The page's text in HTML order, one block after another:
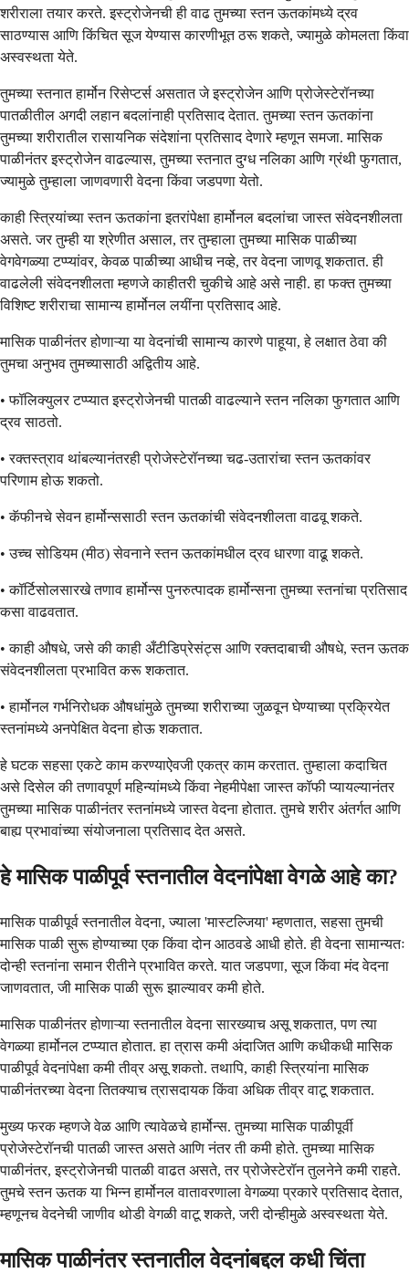
शरीराला तयार करते. इस्ट्रोजेनची ही वाढ तुमच्या स्तन ऊतकांमध्ये द्रव
साठण्यास आणि किंचित सूज येण्यास कारणीभूत ठरू शकते, ज्यामुळे कोमलता किंवा
अस्वस्थता येते.
तुमच्या स्तनात हार्मोन रिसेप्टर्स असतात जे इस्ट्रोजेन आणि प्रोजेस्टेरॉनच्या
पातळीतील अगदी लहान बदलांनाही प्रतिसाद देतात. तुमच्या स्तन ऊतकांना
तुमच्या शरीरातील रासायनिक संदेशांना प्रतिसाद देणारे म्हणून समजा. मासिक
पाळीनंतर इस्ट्रोजेन वाढल्यास, तुमच्या स्तनात दुग्ध नलिका आणि ग्रंथी फुगतात,
ज्यामुळे तुम्हाला जाणवणारी वेदना किंवा जडपणा येतो.
काही स्त्रियांच्या स्तन ऊतकांना इतरांपेक्षा हार्मोनल बदलांचा जास्त संवेदनशीलता
असते. जर तुम्ही या श्रेणीत असाल, तर तुम्हाला तुमच्या मासिक पाळीच्या
वेगवेगळ्या टप्प्यांवर, केवळ पाळीच्या आधीच नव्हे, तर वेदना जाणवू शकतात. ही
वाढलेली संवेदनशीलता म्हणजे काहीतरी चुकीचे आहे असे नाही. हा फक्त तुमच्या
विशिष्ट शरीराचा सामान्य हार्मोनल लयींना प्रतिसाद आहे.
मासिक पाळीनंतर होणाऱ्या या वेदनांची सामान्य कारणे पाहूया, हे लक्षात ठेवा की
तुमचा अनुभव तुमच्यासाठी अद्वितीय आहे.
• फॉलिक्युलर टप्प्यात इस्ट्रोजेनची पातळी वाढल्याने स्तन नलिका फुगतात आणि
द्रव साठतो.
• रक्तस्त्राव थांबल्यानंतरही प्रोजेस्टेरॉनच्या चढ-उतारांचा स्तन ऊतकांवर
परिणाम होऊ शकतो.
• कॅफीनचे सेवन हार्मोन्ससाठी स्तन ऊतकांची संवेदनशीलता वाढवू शकते.
• उच्च सोडियम (मीठ) सेवनाने स्तन ऊतकांमधील द्रव धारणा वाढू शकते.
• कॉर्टिसोलसारखे तणाव हार्मोन्स पुनरुत्पादक हार्मोन्सना तुमच्या स्तनांचा प्रतिसाद
कसा वाढवतात.
• काही औषधे, जसे की काही अँटीडिप्रेसंट्स आणि रक्तदाबाची औषधे, स्तन ऊतक
संवेदनशीलता प्रभावित करू शकतात.
• हार्मोनल गर्भनिरोधक औषधांमुळे तुमच्या शरीराच्या जुळवून घेण्याच्या प्रक्रियेत
स्तनांमध्ये अनपेक्षित वेदना होऊ शकतात.
हे घटक सहसा एकटे काम करण्याऐवजी एकत्र काम करतात. तुम्हाला कदाचित
असे दिसेल की तणावपूर्ण महिन्यांमध्ये किंवा नेहमीपेक्षा जास्त कॉफी प्यायल्यानंतर
तुमच्या मासिक पाळीनंतर स्तनांमध्ये जास्त वेदना होतात. तुमचे शरीर अंतर्गत आणि
बाह्य प्रभावांच्या संयोजनाला प्रतिसाद देत असते.
हे मासिक पाळीपूर्व स्तनातील वेदनांपेक्षा वेगळे आहे का?
मासिक पाळीपूर्व स्तनातील वेदना, ज्याला 'मास्टल्जिया' म्हणतात, सहसा तुमची
मासिक पाळी सुरू होण्याच्या एक किंवा दोन आठवडे आधी होते. ही वेदना सामान्यतः
दोन्ही स्तनांना समान रीतीने प्रभावित करते. यात जडपणा, सूज किंवा मंद वेदना
जाणवतात, जी मासिक पाळी सुरू झाल्यावर कमी होते.
मासिक पाळीनंतर होणाऱ्या स्तनातील वेदना सारख्याच असू शकतात, पण त्या
वेगळ्या हार्मोनल टप्प्यात होतात. हा त्रास कमी अंदाजित आणि कधीकधी मासिक
पाळीपूर्व वेदनांपेक्षा कमी तीव्र असू शकतो. तथापि, काही स्त्रियांना मासिक
पाळीनंतरच्या वेदना तितक्याच त्रासदायक किंवा अधिक तीव्र वाटू शकतात.
मुख्य फरक म्हणजे वेळ आणि त्यावेळचे हार्मोन्स. तुमच्या मासिक पाळीपूर्वी
प्रोजेस्टेरॉनची पातळी जास्त असते आणि नंतर ती कमी होते. तुमच्या मासिक
पाळीनंतर, इस्ट्रोजेनची पातळी वाढत असते, तर प्रोजेस्टेरॉन तुलनेने कमी राहते.
तुमचे स्तन ऊतक या भिन्न हार्मोनल वातावरणाला वेगळ्या प्रकारे प्रतिसाद देतात,
म्हणूनच वेदनेची जाणीव थोडी वेगळी वाटू शकते, जरी दोन्हीमुळे अस्वस्थता येते.
मासिक पाळीनंतर स्तनातील वेदनांबद्दल कधी चिंता